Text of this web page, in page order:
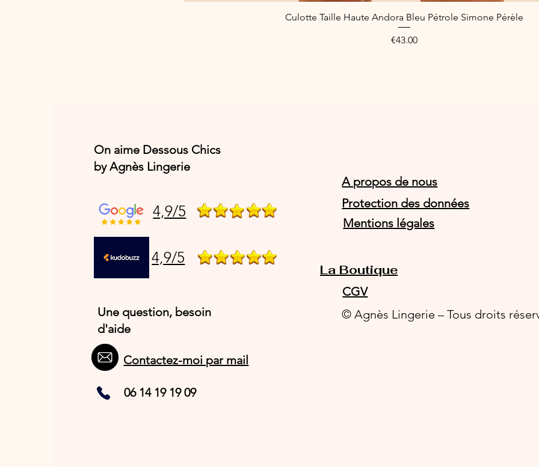
Quick View
Culotte Taille Haute Andora Bleu Pétrole Simone Pérèle
Price
€43.00
On aime Dessous Chics
by Agnès Lingerie
4,9/5
4,9/5
Une question, besoin
d'aide
Contactez-moi par mail
06 14 19 19 09
A propos de nous
Protection des données
Mentions légales
CGV
© Agnès Lingerie – Tous droits
La Boutique